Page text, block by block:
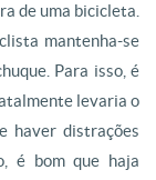
de uma bicicleta.
mantenha-se
Para isso, é
levaria o
haver distrações
é bom que haja